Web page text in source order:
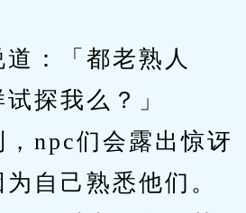
：「都老熟人
探我么？」
npc们会露出惊讶
自己熟悉他们。